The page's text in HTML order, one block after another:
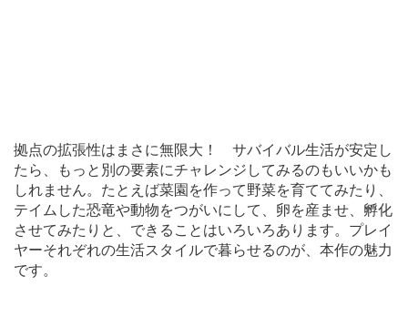
拠点の拡張性はまさに無限大！ サバイバル生活が安定し
たら、もっと別の要素にチャレンジしてみるのもいいかも
しれません。たとえば菜園を作って野菜を育ててみたり、
テイムした恐竜や動物をつがいにして、卵を産ませ、孵化
させてみたりと、できることはいろいろあります。プレイ
ヤーそれぞれの生活スタイルで暮らせるのが、本作の魅力
です。